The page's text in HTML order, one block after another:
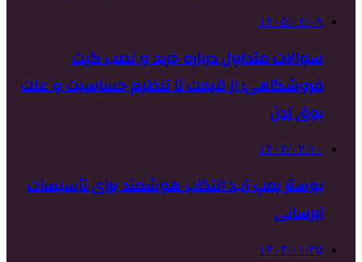
۱۴۰۵/۰۴/۰۹
سوالات متداول درباره خرید و نصب گیت
فروشگاهی؛ از قیمت تا تنظیم حساسیت و علت
بوق زدن
۱۴۰۴/۰۲/۱۰
بوستر پمپ آب: انتخاب هوشمند برای تأسیسات
آبرسانی
۱۴۰۴/۰۱/۲۵